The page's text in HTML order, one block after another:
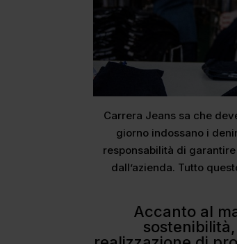
Carrera Jeans sa che
giorno indossano i
responsabilità di
dall’azienda. Tutto
Accanto al